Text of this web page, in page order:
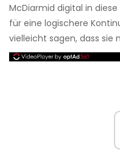
McDiarmid digital in
für eine logischere
vielleicht sagen, dass sie